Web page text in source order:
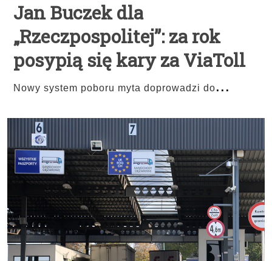
Jan Buczek dla
„Rzeczpospolitej”: za rok
posypią się kary za ViaToll
Nowy system poboru myta doprowadzi do...